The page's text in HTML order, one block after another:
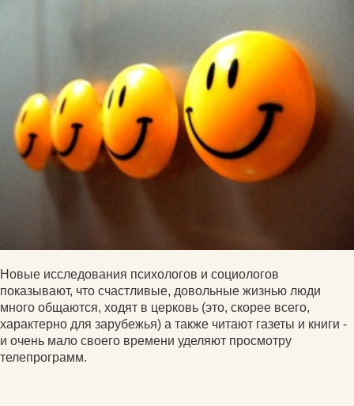
Новые исследования психологов и социологов
показывают, что счастливые, довольные жизнью люди
много общаются, ходят в церковь (это, скорее всего,
характерно для зарубежья) а также читают газеты и книги -
и очень мало своего времени уделяют просмотру
телепрограмм.